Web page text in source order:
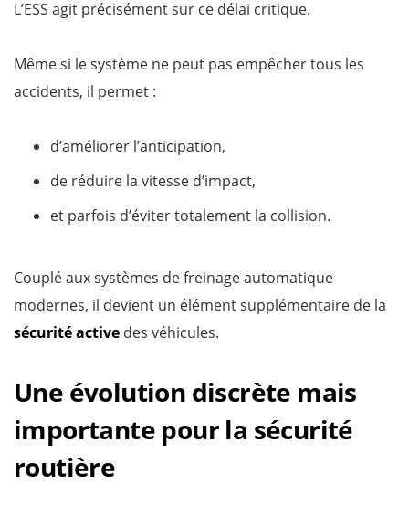
L’ESS agit précisément sur ce délai critique.
Même si le système ne peut pas empêcher tous les
accidents, il permet :
d’améliorer l’anticipation,
de réduire la vitesse d’impact,
et parfois d’éviter totalement la collision.
Couplé aux systèmes de freinage automatique
modernes, il devient un élément supplémentaire de la
sécurité active des véhicules.
Une évolution discrète mais
importante pour la sécurité
routière